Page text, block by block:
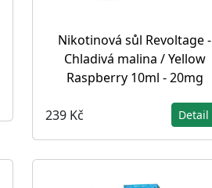
Nikotinová sůl Revoltage -
Chladivá malina / Yellow
Raspberry 10ml - 20mg
239 Kč Detail